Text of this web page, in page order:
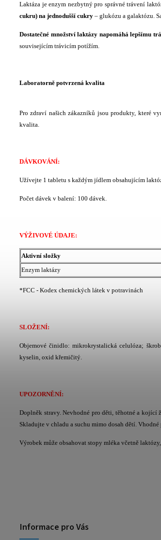
Laktáza je enzym nezbytný pro správné trávení
cukru) na jednodušší cukry – glukózu a galaktózu.
Dostatečné množství laktázy napomáhá lepšímu
souvisejícím trávicím potížím.
Laboratorně potvrzená kvalita
Pro zdraví našich zákazníků jsou produkty, které
kvalita.
DÁVKOVÁNÍ:
Užívejte 1 tabletu s každým jídlem obsahujícím
Počet dávek v balení: 100 dávek.
VÝŽIVOVÉ ÚDAJE:
Aktivní složky
Enzym laktázy
*FCC - Kodex chemických látek v potravinách
SLOŽENÍ:
Objemové činidlo: mikrokrystalická celulóza;
kyselin, oxid křemičitý.
UPOZORNĚNÍ:
Doplněk stravy. Nevhodné pro děti, těhotné a kojící
Skladujte v chladu a suchu mimo dosah dětí. Vhodné
Výrobek může obsahovat stopy mléka včetně
Informace pro Vás